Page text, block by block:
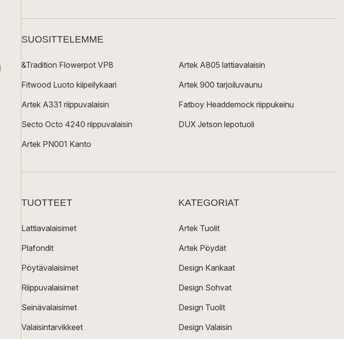
SUOSITTELEMME
&Tradition Flowerpot VP8
Fitwood Luoto kiipeilykaari
Artek A331 riippuvalaisin
Secto Octo 4240 riippuvalaisin
Artek PN001 Kanto
Artek A805 lattiavalaisin
Artek 900 tarjoiluvaunu
Fatboy Headdemock riippukeinu
DUX Jetson lepotuoli
TUOTTEET
Lattiavalaisimet
Plafondit
Pöytävalaisimet
Riippuvalaisimet
Seinävalaisimet
Valaisintarvikkeet
KATEGORIAT
Artek Tuolit
Artek Pöydät
Design Kankaat
Design Sohvat
Design Tuolit
Design Valaisin